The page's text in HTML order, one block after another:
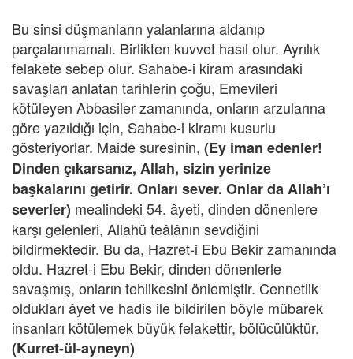
Bu sinsi düşmanların yalanlarına aldanıp
parçalanmamalı. Birlikten kuvvet hasıl olur. Ayrılık
felakete sebep olur. Sahabe-i kiram arasındaki
savaşları anlatan tarihlerin çoğu, Emevileri
kötüleyen Abbasiler zamanında, onların arzularına
göre yazıldığı için, Sahabe-i kiramı kusurlu
gösteriyorlar. Maide suresinin, (Ey iman edenler!
Dinden çıkarsanız, Allah, sizin yerinize
başkalarını getirir. Onları sever. Onlar da Allah’ı
severler) mealindeki 54. âyeti, dinden dönenlere
karşı gelenleri, Allahü teâlânın sevdiğini
bildirmektedir. Bu da, Hazret-i Ebu Bekir zamanında
oldu. Hazret-i Ebu Bekir, dinden dönenlerle
savaşmış, onların tehlikesini önlemiştir. Cennetlik
oldukları âyet ve hadis ile bildirilen böyle mübarek
insanları kötülemek büyük felakettir, bölücülüktür.
(Kurret-ül-ayneyn)